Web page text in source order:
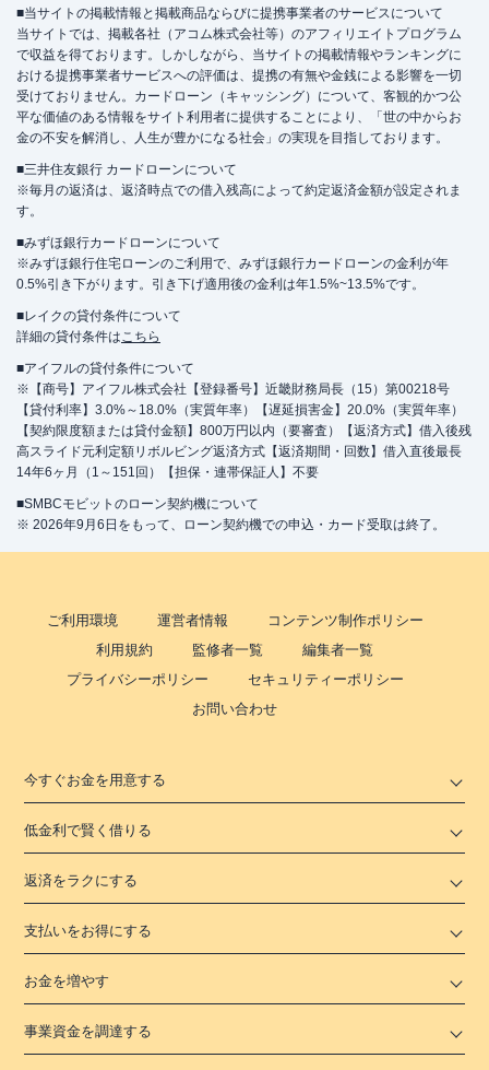
■当サイトの掲載情報と掲載商品ならびに提携事業者のサービスについて
当サイトでは、掲載各社（アコム株式会社等）のアフィリエイトプログラム
で収益を得ております。しかしながら、当サイトの掲載情報やランキングに
おける提携事業者サービスへの評価は、提携の有無や金銭による影響を一切
受けておりません。カードローン（キャッシング）について、客観的かつ公
平な価値のある情報をサイト利用者に提供することにより、「世の中からお
金の不安を解消し、人生が豊かになる社会」の実現を目指しております。
■三井住友銀行 カードローンについて
※毎月の返済は、返済時点での借入残高によって約定返済金額が設定されま
す。
■みずほ銀行カードローンについて
※みずほ銀行住宅ローンのご利用で、みずほ銀行カードローンの金利が年
0.5%引き下がります。引き下げ適用後の金利は年1.5%~13.5%です。
■レイクの貸付条件について
詳細の貸付条件はこちら
■アイフルの貸付条件について
※【商号】アイフル株式会社【登録番号】近畿財務局長（15）第00218号
【貸付利率】3.0%～18.0%（実質年率）【遅延損害金】20.0%（実質年率）
【契約限度額または貸付金額】800万円以内（要審査）【返済方式】借入後残
高スライド元利定額リボルビング返済方式【返済期間・回数】借入直後最長
14年6ヶ月（1～151回）【担保・連帯保証人】不要
■SMBCモビットのローン契約機について
※ 2026年9月6日をもって、ローン契約機での申込・カード受取は終了。
ご利用環境 運営者情報
コンテンツ制作ポリシー
利用規約
監修者一覧
編集者一覧
プライバシーポリシー
セキュリティーポリシー
お問い合わせ
今すぐお金を用意する
低金利で賢く借りる
返済をラクにする
支払いをお得にする
お金を増やす
事業資金を調達する